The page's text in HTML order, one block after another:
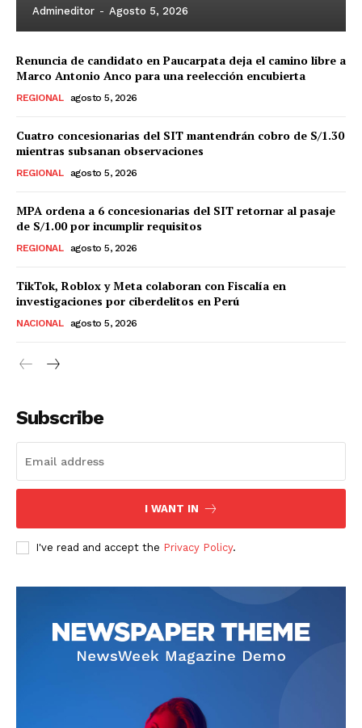
Nosotros
Admineditor - Agosto 5, 2026
Renuncia de candidato en Paucarpata deja el camino libre a
Marco Antonio Anco para una reelección encubierta
REGIONAL agosto 5, 2026
Cuatro concesionarias del SIT mantendrán cobro de S/1.30
mientras subsanan observaciones
REGIONAL agosto 5, 2026
MPA ordena a 6 concesionarias del SIT retornar al pasaje
de S/1.00 por incumplir requisitos
REGIONAL agosto 5, 2026
TikTok, Roblox y Meta colaboran con Fiscalía en
investigaciones por ciberdelitos en Perú
NACIONAL agosto 5, 2026
Subscribe
I WANT IN
I've read and accept the Privacy Policy.